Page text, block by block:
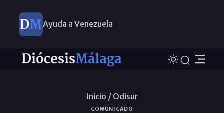
Ayuda a Venezuela
Inicio / Odisur
COMUNICADO